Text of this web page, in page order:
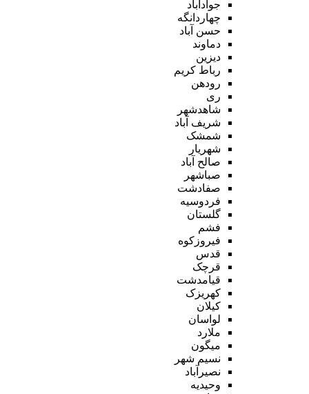
جوادآباد
چهاردانگه
حسن آباد
دماوند
دیزین
رباط کریم
رودهن
ری
شاهدشهر
شریف آباد
شمشک
شهریار
صالح آباد
صباشهر
صفادشت
فردوسیه
گلستان
فشم
فیروزکوه
قدس
قرچک
قیامدشت
کهریزک
کیلان
لواسان
ملارد
میگون
نسیم شهر
نصیرآباد
وحیدیه